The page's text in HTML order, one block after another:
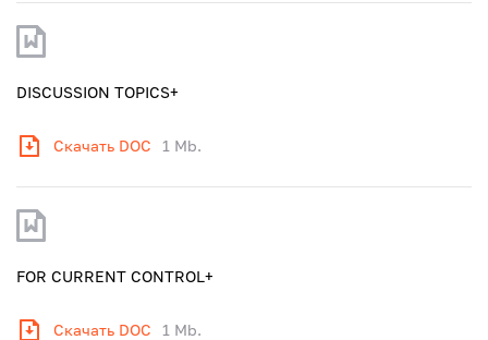
DISCUSSION TOPICS+
Скачать DOC 1 Mb.
FOR CURRENT CONTROL+
Скачать DOC 1 Mb.